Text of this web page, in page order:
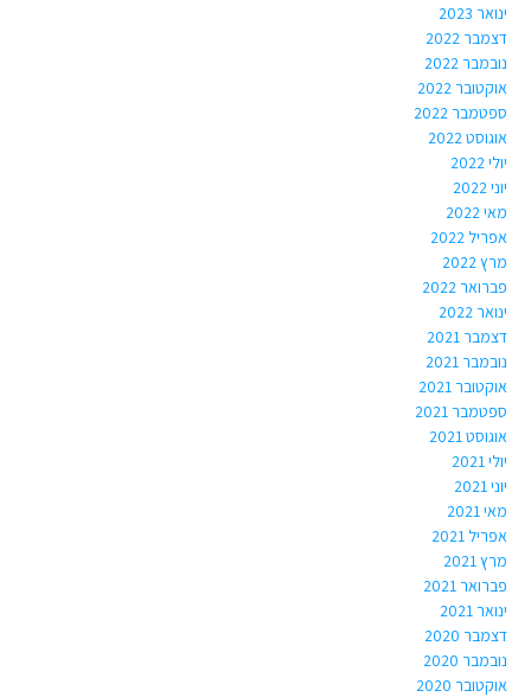
ינואר 2023
דצמבר 2022
נובמבר 2022
אוקטובר 2022
ספטמבר 2022
אוגוסט 2022
יולי 2022
יוני 2022
מאי 2022
אפריל 2022
מרץ 2022
פברואר 2022
ינואר 2022
דצמבר 2021
נובמבר 2021
אוקטובר 2021
ספטמבר 2021
אוגוסט 2021
יולי 2021
יוני 2021
מאי 2021
אפריל 2021
מרץ 2021
פברואר 2021
ינואר 2021
דצמבר 2020
נובמבר 2020
אוקטובר 2020